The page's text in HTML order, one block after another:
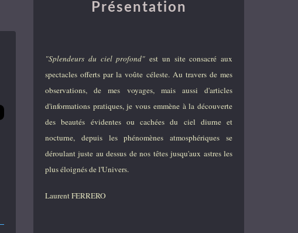
Présentation
"Splendeurs du ciel profond" est un site consacré aux
spectacles offerts par la voûte céleste. Au travers de mes
observations, de mes voyages, mais aussi d'articles
d'informations pratiques, je vous emmène à la découverte
des beautés évidentes ou cachées du ciel diurne et
nocturne, depuis les phénomènes atmosphériques se
déroulant juste au dessus de nos têtes jusqu'aux astres les
plus éloignés de l'Univers.
Laurent FERRERO